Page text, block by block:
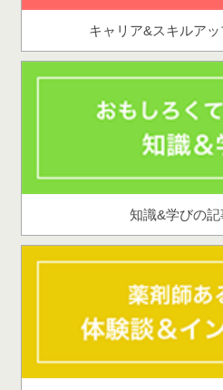
キャリア&スキルア
知識&学びの記